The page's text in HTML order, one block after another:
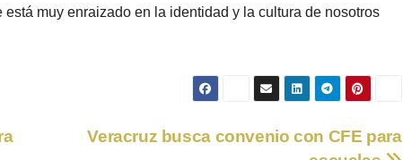
muy enraizado en la identidad y la cultura de nosotros
Veracruz busca convenio con CFE para